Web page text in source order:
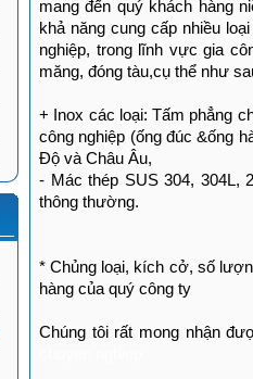
mang đến quý khách hàng
khả năng cung cấp nhiều
nghiệp, trong lĩnh vực gia
măng, đóng tàu,cụ thể như
+ Inox các loại: Tấm phẳng
công nghiệp (ống đúc &ống
Độ và Châu Âu,
- Mác thép SUS 304, 304L,
thông thường.
* Chủng loại, kích cở, số
hàng của quý công ty
Chúng tôi rất mong nhận